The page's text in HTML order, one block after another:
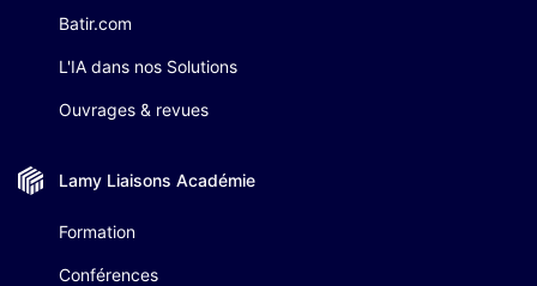
Batir.com
L'IA dans nos Solutions
Ouvrages & revues
Lamy Liaisons Académie
Formation
Conférences